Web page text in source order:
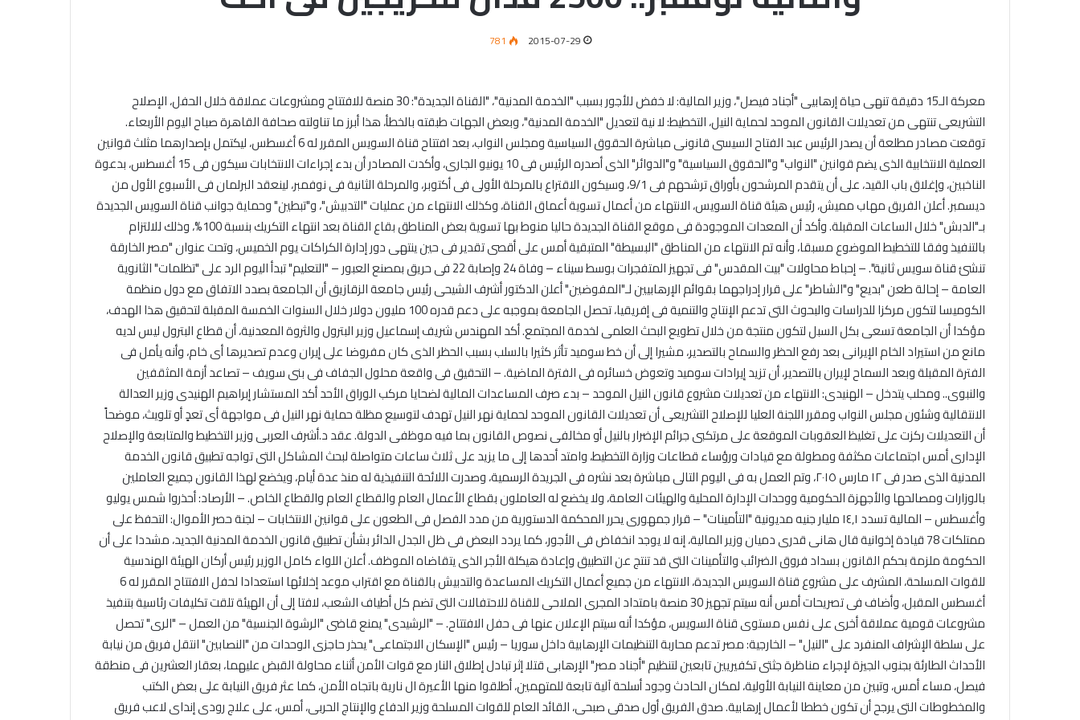
2015-07-29
781
معركة الـ15 دقيقة تنهى حياة إرهابيى "أجناد فيصل"، وزير المالية: لا خفض للأجور بسبب "الخدمة المدنية"، "القناة الجديدة": 30 منصة للافتتاح ومشروعات عملاقة خلال الحفل، الإصلاح
التشريعى تنتهى من تعديلات القانون الموحد لحماية النيل، التخطيط: لا نية لتعديل "الخدمة المدنية"، وبعض الجهات طبقته بالخطأ، هذا أبرز ما تناولته صحافة القاهرة صباح اليوم الأربعاء.
توقعت مصادر مطلعة أن يصدر الرئيس عبد الفتاح السيسى قانونى مباشرة الحقوق السياسية ومجلس النواب، بعد افتتاح قناة السويس المقرر له 6 أغسطس، ليكتمل بإصدارهما مثلث قوانين
العملية الانتخابية الذى يضم قوانين "النواب" و"الحقوق السياسية" و"الدوائر" الذى أصدره الرئيس فى 10 يونيو الجارى، وأكدت المصادر أن بدء إجراءات الانتخابات سيكون فى 15 أغسطس، بدعوة
الناخبين، وإغلاق باب القيد، على أن يتقدم المرشحون بأوراق ترشحهم فى 9/1، وسيكون الاقتراع بالمرحلة الأولى فى أكتوبر، والمرحلة الثانية فى نوفمبر، لينعقد البرلمان فى الأسبوع الأول من
ديسمبر. أعلن الفريق مهاب مميش، رئيس هيئة قناة السويس، الانتهاء من أعمال تسوية أعماق القناة، وكذلك الانتهاء من عمليات "التدبيش"، و"تبطين" وحماية جوانب قناة السويس الجديدة
بـ"الدبش" خلال الساعات المقبلة. وأكد أن المعدات الموجودة فى موقع القناة الجديدة حاليا منوط بها تسوية بعض المناطق بقاع القناة بعد انتهاء التكريك بنسبة 100%، وذلك للالتزام
بالتنفيذ وفقا للتخطيط الموضوع مسبقا، وأنه تم الانتهاء من المناطق "البسيطة" المتبقية أمس على أقصى تقدير فى حين ينتهى دور إدارة الكراكات يوم الخميس، وتحت عنوان "مصر الخارقة
تنشئ قناة سويس ثانية". – إحباط محاولات "بيت المقدس" فى تجهيز المتفجرات بوسط سيناء – وفاة 24 وإصابة 22 فى حريق بمصنع العبور – "التعليم" تبدأ اليوم الرد على "تظلمات" الثانوية
العامة – إحالة طعن "بديع" و"الشاطر" على قرار إدراجهما بقوائم الإرهابيين لـ"المفوضين" أعلن الدكتور أشرف الشيحى رئيس جامعة الزقازيق أن الجامعة بصدد الاتفاق مع دول منظمة
الكوميسا لتكون مركزا للدراسات والبحوث التى تدعم الإنتاج والتنمية فى إفريقيا، تحصل الجامعة بموجبه على دعم قدره 100 مليون دولار خلال السنوات الخمسة المقبلة لتحقيق هذا الهدف،
مؤكدا أن الجامعة تسعى بكل السبل لتكون منتجة من خلال تطويع البحث العلمى لخدمة المجتمع. أكد المهندس شريف إسماعيل وزير البترول والثروة المعدنية، أن قطاع البترول ليس لديه
مانع من استيراد الخام الإيرانى بعد رفع الحظر والسماح بالتصدير، مشيرا إلى أن خط سوميد تأثر كثيرا بالسلب بسبب الحظر الذى كان مفروضا على إيران وعدم تصديرها أى خام، وأنه يأمل فى
الفترة المقبلة وبعد السماح لإيران بالتصدير، أن تزيد إيرادات سوميد وتعوض خسائره فى الفترة الماضية. – التحقيق فى واقعة محلول الجفاف فى بنى سويف – تصاعد أزمة المثقفين
والنبوى.. ومحلب يتدخل – الهنيدى: الانتهاء من تعديلات مشروع قانون النيل الموحد – بدء صرف المساعدات المالية لضحايا مركب الوراق الأحد أكد المستشار إبراهيم الهنيدى وزير العدالة
الانتقالية وشئون مجلس النواب ومقرر اللجنة العليا للإصلاح التشريعى أن تعديلات القانون الموحد لحماية نهر النيل تهدف لتوسيع مظلة حماية نهر النيل فى مواجهة أى تعدٍ أو تلويث، موضحاً
أن التعديلات ركزت على تغليظ العقوبات الموقعة على مرتكبى جرائم الإضرار بالنيل أو مخالفى نصوص القانون بما فيه موظفى الدولة. عقد د.أشرف العربى وزير التخطيط والمتابعة والإصلاح
الإدارى أمس اجتماعات مكثفة ومطولة مع قيادات ورؤساء قطاعات وزارة التخطيط، وامتد أحدها إلى ما يزيد على ثلاث ساعات متواصلة لبحث المشاكل التى تواجه تطبيق قانون الخدمة
المدنية الذى صدر فى ١٢ مارس ٢٠١٥، وتم العمل به فى اليوم التالى مباشرة بعد نشره فى الجريدة الرسمية، وصدرت اللائحة التنفيذية له منذ عدة أيام، ويخضع لهذا القانون جميع العاملين
بالوزارات ومصالحها والأجهزة الحكومية ووحدات الإدارة المحلية والهيئات العامة، ولا يخضع له العاملون بقطاع الأعمال العام والقطاع العام والقطاع الخاص. – الأرصاد: أحذروا شمس يوليو
وأغسطس – المالية تسدد ١٤٫١ مليار جنيه مديونية "التأمينات" – قرار جمهورى يحرر المحكمة الدستورية من مدد الفصل فى الطعون على قوانين الانتخابات – لجنة حصر الأموال: التحفظ على
ممتلكات 78 قيادة إخوانية قال هانى قدرى دميان وزير المالية، إنه لا يوجد انخفاض فى الأجور، كما يردد البعض فى ظل الجدل الدائر بشأن تطبيق قانون الخدمة المدنية الجديد، مشددا على أن
الحكومة ملزمة بحكم القانون بسداد فروق الضرائب والتأمينات التى قد تنتج عن التطبيق وإعادة هيكلة الأجر الذى يتقاضاه الموظف. أعلن اللواء كامل الوزير رئيس أركان الهيئة الهندسية
للقوات المسلحة، المشرف على مشروع قناة السويس الجديدة، الانتهاء من جميع أعمال التكريك المساعدة والتدبيش بالقناة مع اقتراب موعد إخلائها استعدادا لحفل الافتتاح المقرر له 6
أغسطس المقبل، وأضاف فى تصريحات أمس أنه سيتم تجهيز 30 منصة بامتداد المجرى الملاحى للقناة للاحتفالات التى تضم كل أطياف الشعب، لافتا إلى أن الهيئة تلقت تكليفات رئاسية بتنفيذ
مشروعات قومية عملاقة أخرى على نفس مستوى قناة السويس، مؤكدا أنه سيتم الإعلان عنها فى حفل الافتتاح. – "الرشيدى" يمنع قاضى "الرشوة الجنسية" من العمل – "الرى" تحصل
على سلطة الإشراف المنفرد على "النيل" – الخارجية: مصر تدعم محاربة التنظيمات الإرهابية داخل سوريا – رئيس "الإسكان الاجتماعى" يحذر حاجزى الوحدات من "النصابين" انتقل فريق من نيابة
الأحداث الطارئة بجنوب الجيزة لإجراء مناظرة جثتى تكفيريين تابعين لتنظيم "أجناد مصر" الإرهابى قتلا إثر تبادل إطلاق النار مع قوات الأمن أثناء محاولة القبض عليهما، بعقار العشرين فى منطقة
فيصل، مساء أمس، وتبين من معاينة النيابة الأولية، لمكان الحادث وجود أسلحة آلية تابعة للمتهمين، أطلقوا منها الأعيرة ال نارية باتجاه الأمن، كما عثر فريق النيابة على بعض الكتب
والمخطوطات التى يرجح أن تكون خططا لأعمال إرهابية. صدق الفريق أول صدقى صبحى، القائد العام للقوات المسلحة وزير الدفاع والإنتاج الحربى، أمس، على علاج رودى إنداى لاعب فريق
الاتحاد العام للصحفيين العرب يطالب
بدعم حرية الصحافة فى الدول العربية
وذلك بمناسبة اليوم العالمي للصحافة
الثالث من مايو وعيد الصحافة العربية
السادس من مايو
الاتحاد العام للصحفيين العرب يدين
بكل قوة اغتيال الزميل ابراهيم عجاج
المصور فى الوكالة العربية السورية
للانباء سانا
الاتحاد العام للصحفيين العرب يتابع بكل